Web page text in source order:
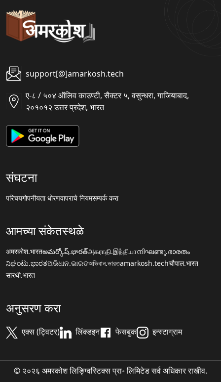
support[@]amarkosh.tech
ए-८ / ५०४ ऑलिव काउण्टी, सैक्टर ५, वसुन्धरा, गाजियाबाद,
२०१०१२ उत्तर प्रदेश, भारत
संघटना
परिचयगोपनीयता धोरणवापराचे नियमसम्पर्क करा
आमच्या संकेतस्थळे
अमरकोश.भारतఅమర్కోష్.భారత్அகராதி.இந்தியாനിഘണ്ടു.ഭാരതം
ನಿಘಂಟು.ಭಾರತଅଭିଧାନ.ଭାରତঅভিধান.ভারতamarkosh.techचौपाल.भारत
सारथी.भारत
अनुसरण करा
एक्स (ट्विटर) लिंक्डइन फेसबुक इन्स्टाग्राम
© २०२६ अमरकोश लिङ्ग्विस्टिक्स प्रा॰ लिमिटेड सर्व अधिकार राखीव.